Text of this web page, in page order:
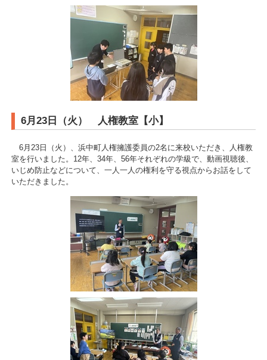
6月23日（火） 人権教室【小】
6月23日（火）、浜中町人権擁護委員の2名に来校いただき、人権教
室を行いました。12年、34年、56年それぞれの学級で、動画視聴後、
いじめ防止などについて、一人一人の権利を守る視点からお話をして
いただきました。